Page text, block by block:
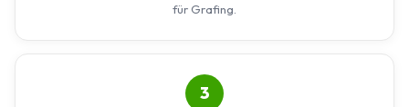
für Grafing.
3